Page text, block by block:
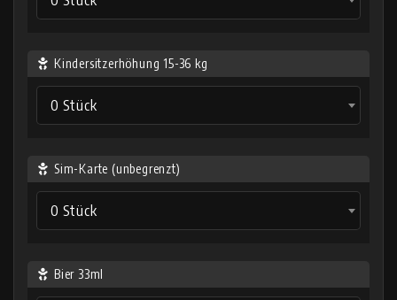
Kindersitzerhöhung 15-36 kg
0 Stück
Sim-Karte (unbegrenzt)
0 Stück
Bier 33ml